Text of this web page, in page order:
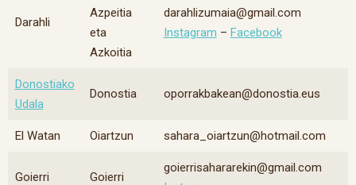
Darahli
Azpeitia
eta
Azkoitia
darahlizumaia@gmail.com
Instagram – Facebook
Donostiako
Udala
Donostia oporrakbakean@donostia.eus
El Watan Oiartzun sahara_oiartzun@hotmail.com
Goierri Goierri
goierrisahararekin@gmail.com